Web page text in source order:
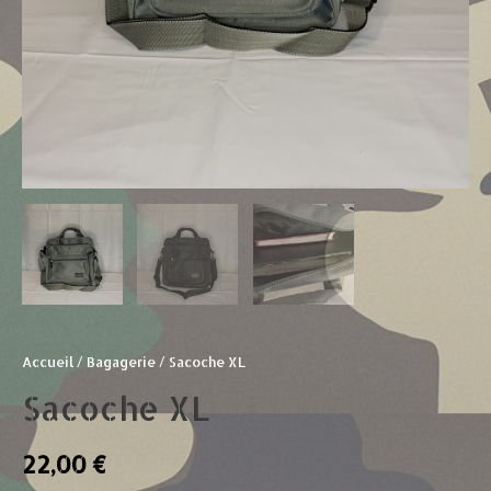
Accueil / Bagagerie / Sacoche XL
Sacoche XL
22,00€